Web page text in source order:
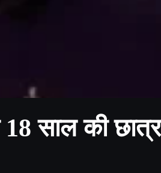
साल की